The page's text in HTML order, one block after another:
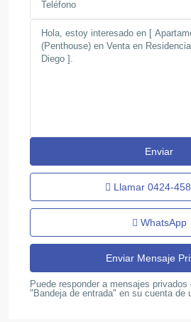
Llamar 0424-
WhatsApp
Puede responder a mensajes privados
"Bandeja de entrada" en su cuenta de